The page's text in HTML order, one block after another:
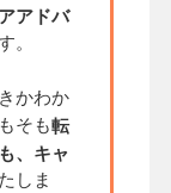
アドバ
。
かわか
そも転
、キャ
しま